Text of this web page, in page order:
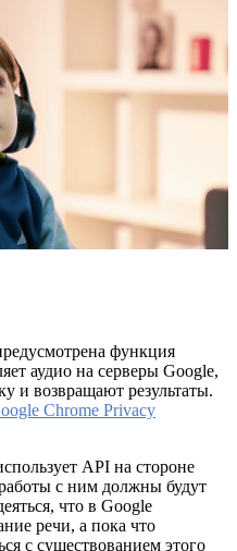
функция
аудио на серверы Google,
и возвращают результаты.
Chrome Privacy
API на стороне
с ним должны будут
что в Google
речи, а пока что
с существованием этого